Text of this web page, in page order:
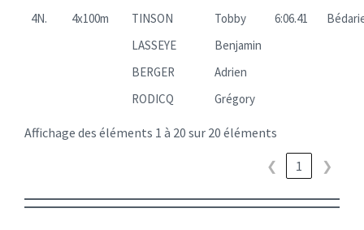
4N.
4x100m TINSON Tobby 6:06.41
LASSEYE
Benjamin
BERGER
Adrien
RODICQ
Grégory
Affichage des éléments 1 à 20 sur 20 éléments
❮ 1 ❯